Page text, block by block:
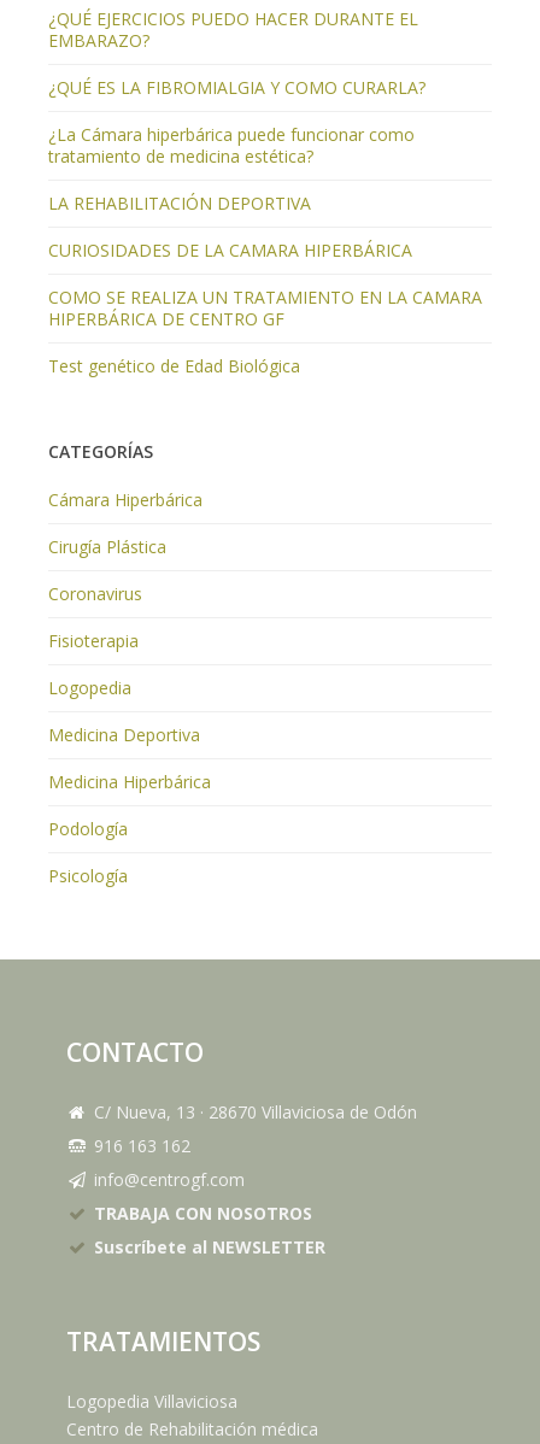
¿QUÉ EJERCICIOS PUEDO HACER DURANTE EL
EMBARAZO?
¿QUÉ ES LA FIBROMIALGIA Y COMO CURARLA?
¿La Cámara hiperbárica puede funcionar como
tratamiento de medicina estética?
LA REHABILITACIÓN DEPORTIVA
CURIOSIDADES DE LA CAMARA HIPERBÁRICA
COMO SE REALIZA UN TRATAMIENTO EN LA CAMARA
HIPERBÁRICA DE CENTRO GF
Test genético de Edad Biológica
CATEGORÍAS
Cámara Hiperbárica
Cirugía Plástica
Coronavirus
Fisioterapia
Logopedia
Medicina Deportiva
Medicina Hiperbárica
Podología
Psicología
CONTACTO
C/ Nueva, 13 · 28670 Villaviciosa de Odón
916 163 162
info@centrogf.com
TRABAJA CON NOSOTROS
Suscríbete al NEWSLETTER
TRATAMIENTOS
Logopedia Villaviciosa
Centro de Rehabilitación médica